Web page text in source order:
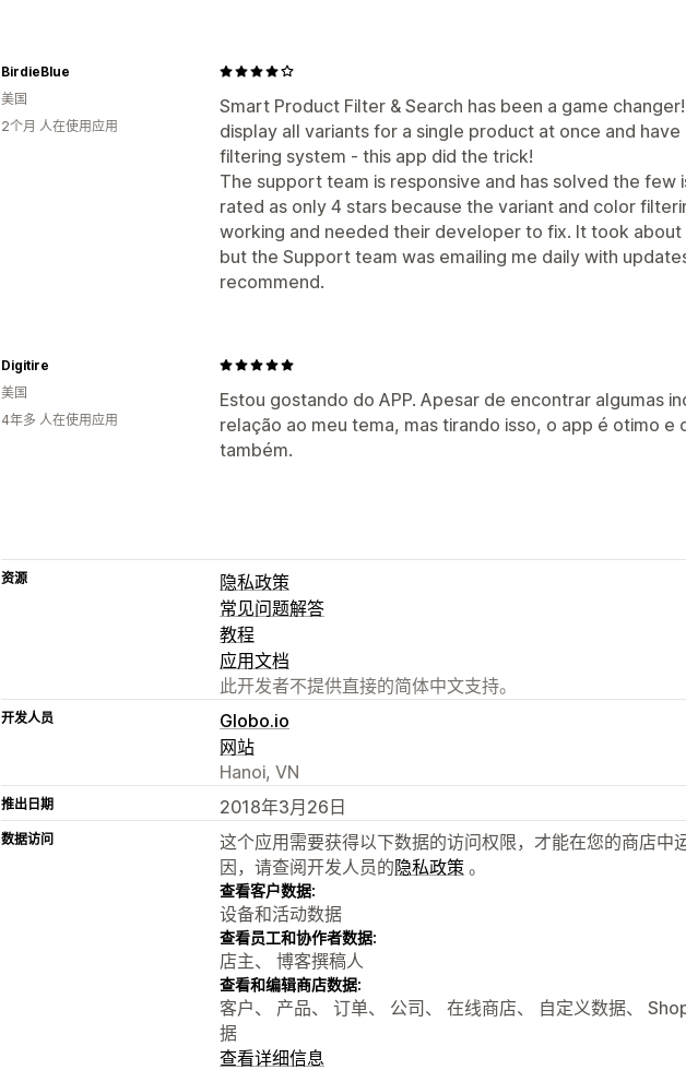
Smart Product Filter & Search has been a game
display all variants for a single product at once and
filtering system - this app did the trick!
The support team is responsive and has solved the few
rated as only 4 stars because the variant and color
working and needed their developer to fix. It took
but the Support team was emailing me daily with
recommend.
BirdieBlue
美国
2个月 人在使用应用
Estou gostando do APP. Apesar de encontrar algumas
relação ao meu tema, mas tirando isso, o app é otimo e
também.
Digitire
美国
4年多 人在使用应用
资源
隐私政策
常见问题解答
教程
应用文档
此开发者不提供直接的简体中文支持。
开发人员
Globo.io
网站
Hanoi, VN
推出日期 2018年3月26日
数据访问
这个应用需要获得以下数据的访问权限，才能在您的商店中
因，请查阅开发人员的隐私政策 。
查看客户数据:
设备和活动数据
查看员工和协作者数据:
店主、 博客撰稿人
查看和编辑商店数据:
客户、 产品、 订单、 公司、 在线商店、 自定义数据、
据
查看详细信息